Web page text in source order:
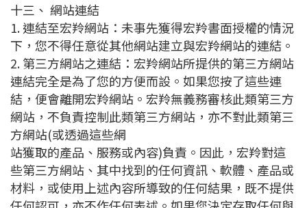
十三、 網站連結
1. 連結至宏羚網站：未事先獲得宏羚書面授權的情況
下，您不得任意從其他網站建立與宏羚網站的連結。
2. 第三方網站之連結：宏羚網站所提供的第三方網站
連結完全是為了您的方便而設。如果您按了這些連
結，便會離開宏羚網站。宏羚無義務審核此類第三方
網站，不負責控制此類第三方網站，亦不對此類第三
方網站(或透過這些網
站獲取的產品、服務或內容)負責。因此，宏羚對這
些第三方網站、其中找到的任何資訊、軟體、產品或
材料，或使用上述內容所導致的任何結果，既不提供